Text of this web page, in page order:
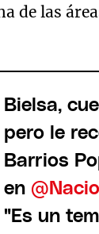
de las
Bielsa,
pero le
Barrios
en
"Es un